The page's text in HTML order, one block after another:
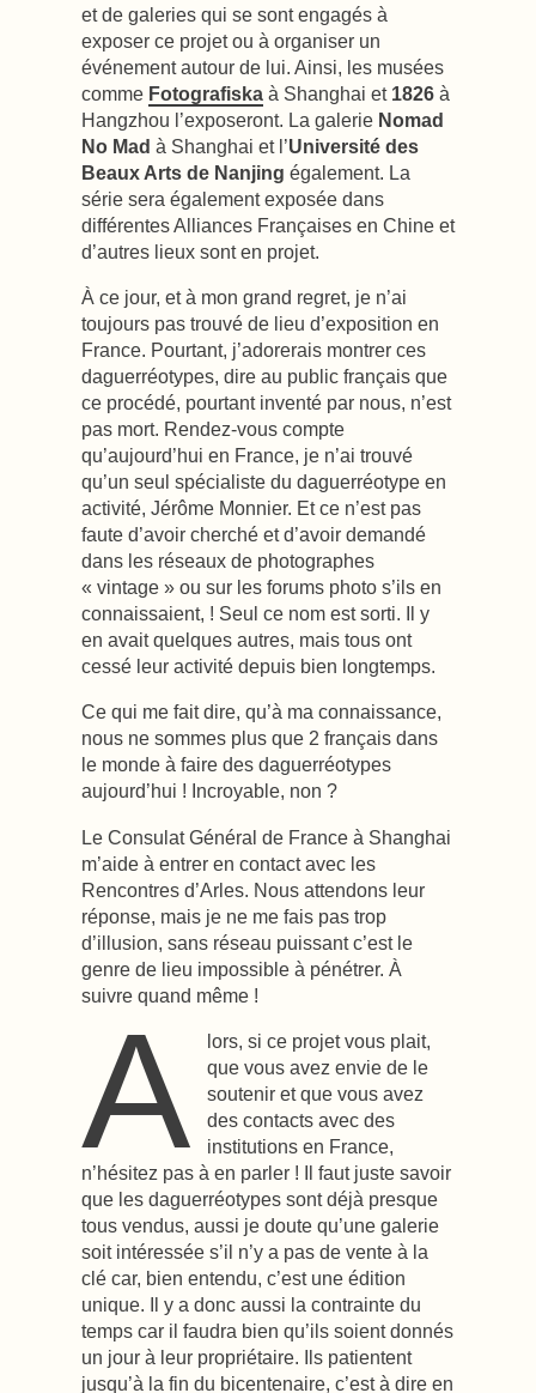
et de galeries qui se sont engagés à
exposer ce projet ou à organiser un
événement autour de lui. Ainsi, les musées
comme Fotografiska à Shanghai et 1826 à
Hangzhou l’exposeront. La galerie Nomad
No Mad à Shanghai et l’Université des
Beaux Arts de Nanjing également. La
série sera également exposée dans
différentes Alliances Françaises en Chine et
d’autres lieux sont en projet.
À ce jour, et à mon grand regret, je n’ai
toujours pas trouvé de lieu d’exposition en
France. Pourtant, j’adorerais montrer ces
daguerréotypes, dire au public français que
ce procédé, pourtant inventé par nous, n’est
pas mort. Rendez-vous compte
qu’aujourd’hui en France, je n’ai trouvé
qu’un seul spécialiste du daguerréotype en
activité, Jérôme Monnier. Et ce n’est pas
faute d’avoir cherché et d’avoir demandé
dans les réseaux de photographes
« vintage » ou sur les forums photo s’ils en
connaissaient, ! Seul ce nom est sorti. Il y
en avait quelques autres, mais tous ont
cessé leur activité depuis bien longtemps.
Ce qui me fait dire, qu’à ma connaissance,
nous ne sommes plus que 2 français dans
le monde à faire des daguerréotypes
aujourd’hui ! Incroyable, non ?
Le Consulat Général de France à Shanghai
m’aide à entrer en contact avec les
Rencontres d’Arles. Nous attendons leur
réponse, mais je ne me fais pas trop
d’illusion, sans réseau puissant c’est le
genre de lieu impossible à pénétrer. À
suivre quand même !
A
lors, si ce projet vous plait,
que vous avez envie de le
soutenir et que vous avez
des contacts avec des
institutions en France,
n’hésitez pas à en parler ! Il faut juste savoir
que les daguerréotypes sont déjà presque
tous vendus, aussi je doute qu’une galerie
soit intéressée s’il n’y a pas de vente à la
clé car, bien entendu, c’est une édition
unique. Il y a donc aussi la contrainte du
temps car il faudra bien qu’ils soient donnés
un jour à leur propriétaire. Ils patientent
jusqu’à la fin du bicentenaire, c’est à dire en